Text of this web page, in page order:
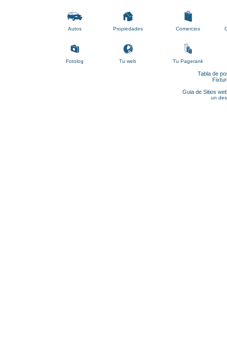
Autos Propiedades Comercios
Fotolog Tu web Tu Pagerank
Tabla de
Guia de Sitios
un